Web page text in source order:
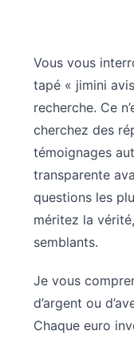
Vous vous
tapé « jimini
recherche. Ce
cherchez des
témoignages
transparente
questions les
méritez la
semblants.
Je vous
d’argent ou
Chaque euro